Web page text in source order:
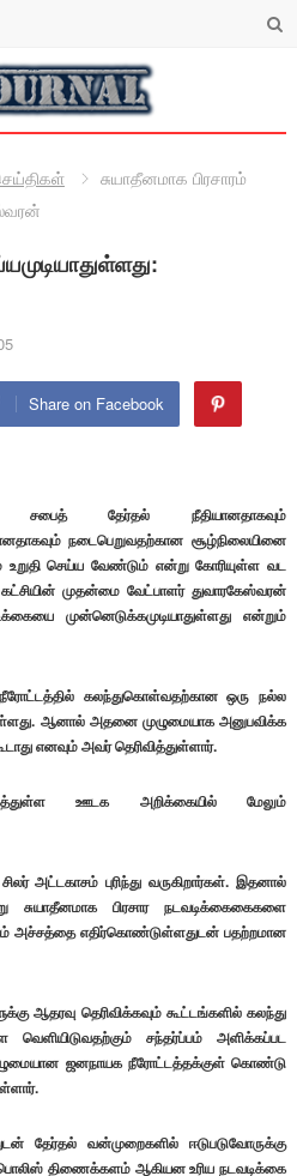
சுயாதீனமாக பிரசாரம்
Share on Facebook
சபைத் தேர்தல் நீதியானதாகவும்
நடைபெறுவதற்கான சூழ்நிலையினை
உறுதி செய்ய வேண்டும் என்று கோரியுள்ள வட
முதன்மை வேட்பாளர் துவாரகேஸ்வரன்
முன்னெடுக்கமுடியாதுள்ளது என்றும்
கலந்துகொள்வதற்கான ஒரு நல்ல
ஆனால் அதனை முழுமையாக அனுபவிக்க
எனவும் அவர் தெரிவித்துள்ளார்.
ஊடக அறிக்கையில் மேலும்
அட்டகாசம் புரிந்து வருகிறார்கள். இதனால்
சுயாதீனமாக பிரசார நடவடிக்கைகைகளை
அச்சத்தை எதிர்கொண்டுள்ளதுடன் பதற்றமான
ஆதரவு தெரிவிக்கவும் கூட்டங்களில் கலந்து
வெளியிடுவதற்கும் சந்தர்ப்பம் அளிக்கப்பட
ஜனநாயக நீரோட்டத்தக்குள் கொண்டு
தேர்தல் வன்முறைகளில் ஈடுபடுவோருக்கு
திணைக்களம் ஆகியன உரிய நடவடிக்கை